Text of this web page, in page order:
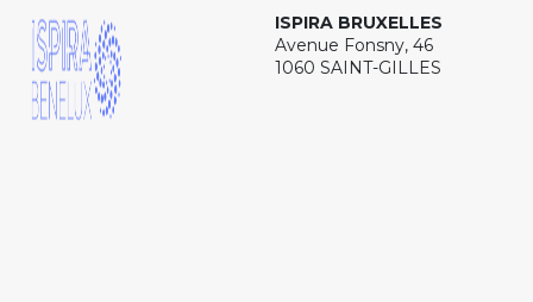
ISPIRA BRUXELLES
Avenue Fonsny, 46
1060 SAINT-GILLES